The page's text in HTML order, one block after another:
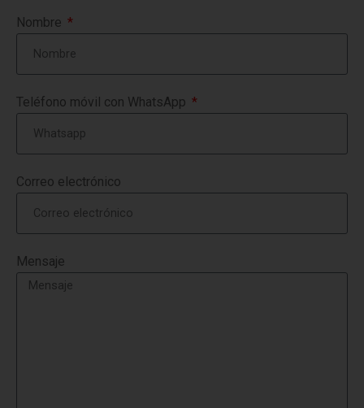
Nombre
Teléfono móvil con WhatsApp
Correo electrónico
Mensaje